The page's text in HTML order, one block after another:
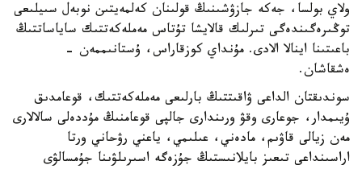
ولاي بولسا، جەكە جازۋشىنىڭ قولىنان كەلمەيتىن نوبەل سىيلىعى
توڭىرەگىندەگى تىرلىك قالايشا تۇتاس مەملەكەتتىك ساياساتتىڭ
باعىتىنا اينالا الادى. مۇنداي كوزقاراس، ۇستانىممەن -
ەشقاشان.
سوندىقتان الداعى ۋاقىتتىڭ بارلىعى مەملەكەتتىك، قوعامدىق
ۇيىمدار، جوعارى وقۋ ورىندارى جالپى قوعامنىڭ مۇددەلى سالالارى
مەن زيالى قاۋىم، مادەني، عىلىمي، ياعني رۋحاني ورتا
اراسىنداعى تىعىز بايلانىستىڭ جۇزەگە اسىرىلۋىنا جۇمسالۋى